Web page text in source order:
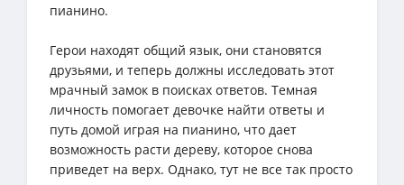
пианино.
Герои находят общий язык, они становятся
друзьями, и теперь должны исследовать этот
мрачный замок в поисках ответов. Темная
личность помогает девочке найти ответы и
путь домой играя на пианино, что дает
возможность расти дереву, которое снова
приведет на верх. Однако, тут не все так просто